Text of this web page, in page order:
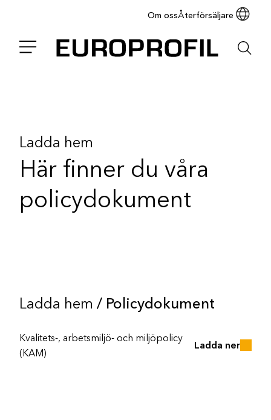
Om ossÅterförsäljare
Ladda hem
Här finner du våra
policydokument
Ladda hem / Policydokument
Kvalitets-, arbetsmiljö- och miljöpolicy
(KAM)
Ladda ner